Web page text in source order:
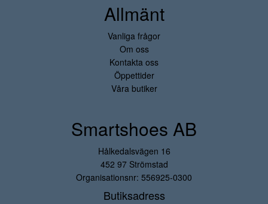
Allmänt
Vanliga frågor
Om oss
Kontakta oss
Öppettider
Våra butiker
Smartshoes AB
Hålkedalsvägen 16
452 97 Strömstad
Organisationsnr: 556925-0300
Butiksadress